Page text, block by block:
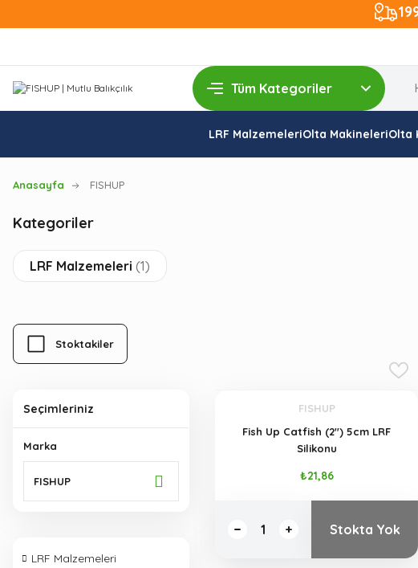
LRF MalzemeleriOlta MakineleriOlta
Anasayfa FISHUP
Kategoriler
LRF Malzemeleri (1)
Stoktakiler
Seçimleriniz
Marka
FISHUP
LRF Malzemeleri
FISHUP
Fish Up Catfish (2'') 5cm LRF
Silikonu
₺21,86
Stokta Yok